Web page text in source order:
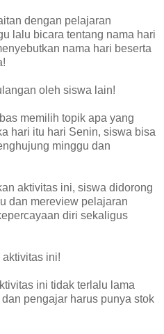
dengan pelajaran
lalu bicara tentang nama hari
nama hari beserta
oleh siswa lain!
memilih topik apa yang
hari itu hari Senin, siswa bisa
minggu dan
aktivitas ini, siswa didorong
dan mereview pelajaran
diri sekaligus
ini!
ini tidak terlalu lama
pengajar harus punya stok